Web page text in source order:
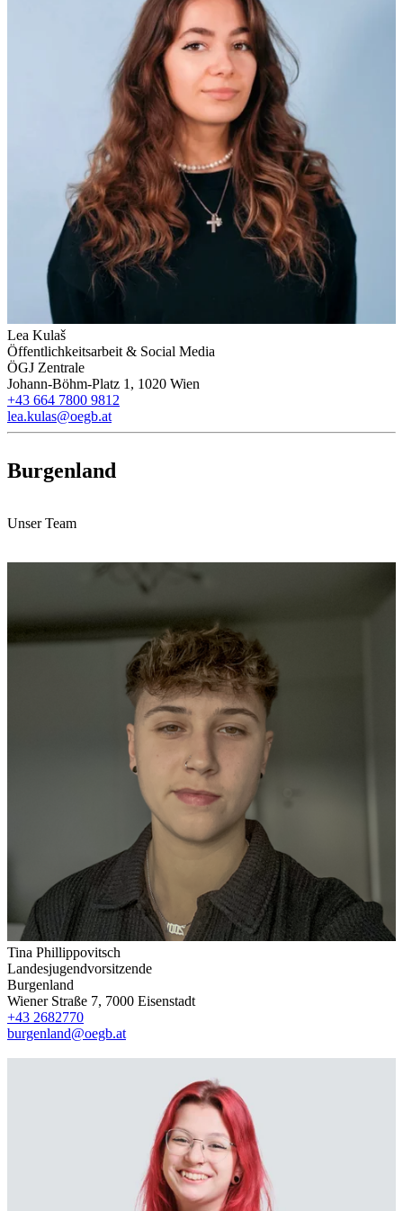
Lea Kulaš
Öffentlichkeitsarbeit & Social Media
ÖGJ Zentrale
Johann-Böhm-Platz 1, 1020 Wien
+43 664 7800 9812
lea.kulas@oegb.at
Burgenland
Unser Team
Tina Phillippovitsch
Landesjugendvorsitzende
Burgenland
Wiener Straße 7, 7000 Eisenstadt
+43 2682770
burgenland@oegb.at